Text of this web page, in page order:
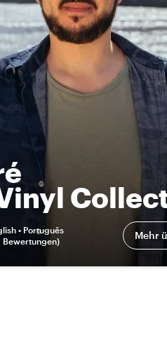
• Português
Bewertungen) Mehr